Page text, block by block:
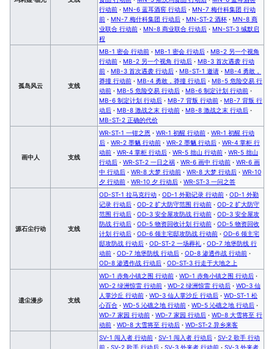
行动前 · MN-6 蓝耳酒窖 行动后 · MN-7 梅什科集团 行动
前 · MN-7 梅什科集团 行动后 · MN-ST-2 酒杯 · MN-8 商
业联合 行动前 · MN-8 商业联合 行动后 · MN-ST-3 缄默启
程
孤岛风云 支线
MB-1 密会 行动前 · MB-1 密会 行动后 · MB-2 另一个视角
行动前 · MB-2 另一个视角 行动后 · MB-3 首次遇袭 行动
前 · MB-3 首次遇袭 行动后 · MB-ST-1 邀请 · MB-4 勇敢，
莽撞 行动前 · MB-4 勇敢，莽撞 行动后 · MB-5 危险交易 行
动前 · MB-5 危险交易 行动后 · MB-6 制定计划 行动前 ·
MB-6 制定计划 行动后 · MB-7 背叛 行动前 · MB-7 背叛 行
动后 · MB-8 激战之末 行动前 · MB-8 激战之末 行动后 ·
MB-ST-2 正确的代价
画中人 支线
WR-ST-1 一钳之恩 · WR-1 初醒 行动前 · WR-1 初醒 行动
后 · WR-2 墨魉 行动前 · WR-2 墨魉 行动后 · WR-4 掌柜 行
动前 · WR-4 掌柜 行动后 · WR-5 拙山 行动前 · WR-5 拙山
行动后 · WR-ST-2 一日之祸 · WR-6 画中 行动前 · WR-6 画
中 行动后 · WR-8 大梦 行动前 · WR-8 大梦 行动后 · WR-10
夕 行动前 · WR-10 夕 行动后 · WR-ST-3 一问之答
源石尘行动 支线
OD-ST-1 拉马克行动 · OD-1 外勤记录 行动前 · OD-1 外勤
记录 行动后 · OD-2 扩大防守范围 行动前 · OD-2 扩大防守
范围 行动后 · OD-3 安全屋攻防战 行动前 · OD-3 安全屋攻
防战 行动后 · OD-5 物资回收计划 行动前 · OD-5 物资回收
计划 行动后 · OD-6 领主宅邸攻防战 行动前 · OD-6 领主宅
邸攻防战 行动后 · OD-ST-2 一场葬礼 · OD-7 地堡防线 行
动前 · OD-7 地堡防线 行动后 · OD-8 渗透作战 行动前 ·
OD-8 渗透作战 行动后 · OD-ST-3 行走于大地之上
遗尘漫步 支线
WD-1 赤角小镇之围 行动前 · WD-1 赤角小镇之围 行动后 ·
WD-2 绿洲惊雷 行动前 · WD-2 绿洲惊雷 行动后 · WD-3 仙
人掌沙丘 行动前 · WD-3 仙人掌沙丘 行动后 · WD-ST-1 松
心百合 · WD-5 沁礁之地 行动前 · WD-5 沁礁之地 行动后 ·
WD-7 家园 行动前 · WD-7 家园 行动后 · WD-8 大雪将至 行
动前 · WD-8 大雪将至 行动后 · WD-ST-2 异乡来客
SV-1 闯入者 行动前 · SV-1 闯入者 行动后 · SV-2 歌手 行动
前 · SV-2 歌手 行动后 · SV-3 外来者 行动前 · SV-3 外来者